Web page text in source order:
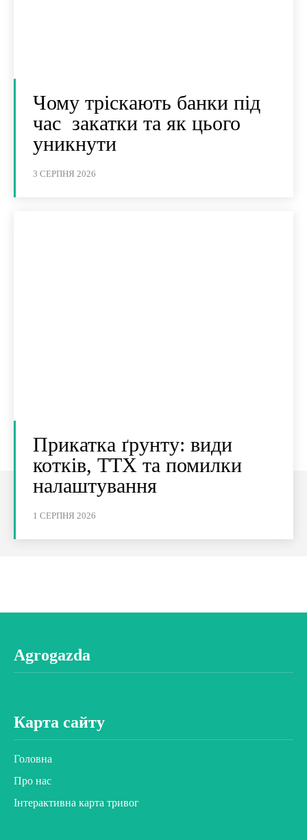
Чому тріскають банки під
час закатки та як цього
уникнути
3 СЕРПНЯ 2026
Прикатка ґрунту: види
котків, ТТХ та помилки
налаштування
1 СЕРПНЯ 2026
Agrogazda
Карта сайту
Головна
Про нас
Інтерактивна карта тривог